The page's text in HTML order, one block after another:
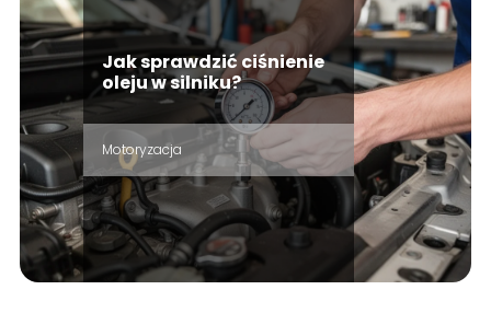
Jak sprawdzić ciśnienie
oleju w silniku?
Motoryzacja